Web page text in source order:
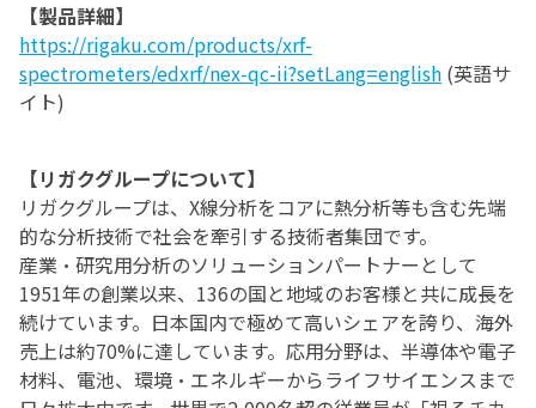
【製品詳細】
https://rigaku.com/products/xrf-
spectrometers/edxrf/nex-qc-ii?setLang=english (英語サ
イト)
【リガクグループについて】
リガクグループは、X線分析をコアに熱分析等も含む先端
的な分析技術で社会を牽引する技術者集団です。
産業・研究用分析のソリューションパートナーとして
1951年の創業以来、136の国と地域のお客様と共に成長を
続けています。日本国内で極めて高いシェアを誇り、海外
売上は約70%に達しています。応用分野は、半導体や電子
材料、電池、環境・エネルギーからライフサイエンスまで